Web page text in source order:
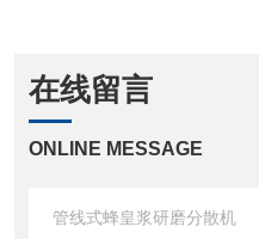
在线留言
ONLINE MESSAGE